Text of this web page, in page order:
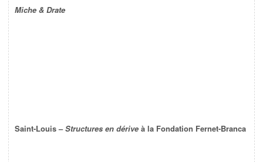
Miche & Drate
Saint-Louis –Structures en dérive à la Fondation Fernet-Branca